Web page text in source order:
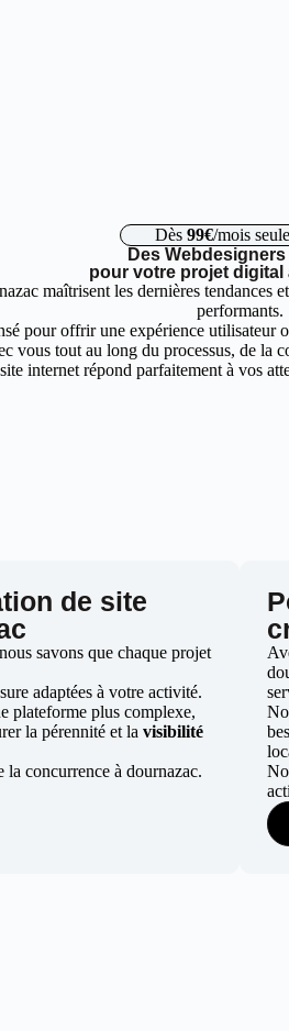
Dès 99€/mois
Des
pour votre projet digital
maîtrisent les dernières tendances
performants.
pour offrir une expérience utilisateur
vous tout au long du processus, de
site internet répond parfaitement à vos
de site
savons que chaque projet
adaptées à votre activité.
plateforme plus complexe,
la pérennité et lavisibilité
la concurrence à dournazac.